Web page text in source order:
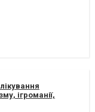
ігроманії,